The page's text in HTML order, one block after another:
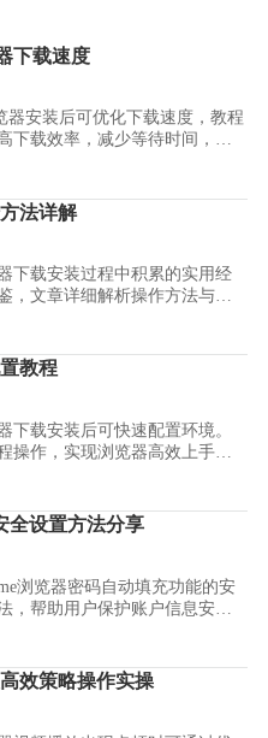
下载速度
器安装后可优化下载速度，教程
下载效率，减少等待时间，提
法详解
下载安装过程中积累的实用经
，文章详细解析操作方法与问
教程
下载安装后可快速配置环境。
操作，实现浏览器高效上手和
全设置方法分享
浏览器密码自动填充功能的安
，帮助用户保护账户信息安
效策略操作实操